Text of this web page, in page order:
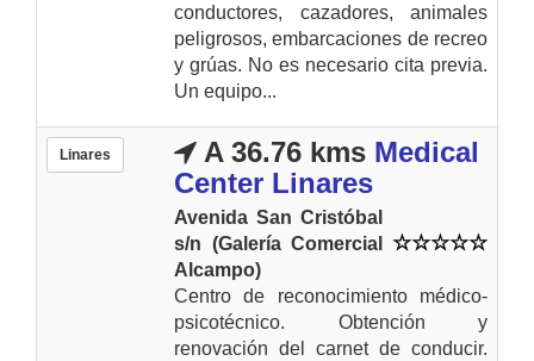
conductores, cazadores, animales
peligrosos, embarcaciones de recreo
y grúas. No es necesario cita previa.
Un equipo...
Linares A 36.76 kms Medical
Center Linares
Avenida San Cristóbal
s/n (Galería Comercial
Alcampo)
Centro de reconocimiento médico-
psicotécnico. Obtención y
renovación del carnet de conducir.